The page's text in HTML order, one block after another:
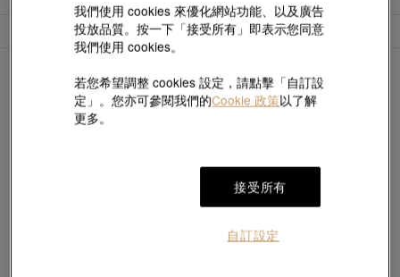
篩選 排序
我們使用 cookies 來優化網站功能、以及廣告
投放品質。按一下「接受所有」即表示您同意
我們使用 cookies。
若您希望調整 cookies 設定，請點擊「自訂設
定」。您亦可參閱我們的Cookie 政策以了解
更多。
接受所有
自訂設定